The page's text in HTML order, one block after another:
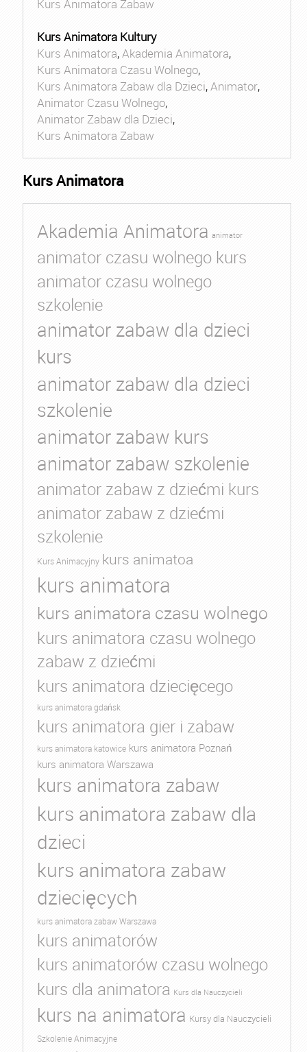
Kurs Animatora Zabaw
Kurs Animatora Kultury
Kurs Animatora,Akademia Animatora,
Kurs Animatora Czasu Wolnego,
Kurs Animatora Zabaw dla Dzieci,Animator,
Animator Czasu Wolnego,
Animator Zabaw dla Dzieci,
Kurs Animatora Zabaw
Kurs Animatora
Akademia Animatora animator
animator czasu wolnego kurs
animator czasu wolnego
szkolenie
animator zabaw dla dzieci
kurs
animator zabaw dla dzieci
szkolenie
animator zabaw kurs
animator zabaw szkolenie
animator zabaw z dziećmi kurs
animator zabaw z dziećmi
szkolenie
Kurs Animacyjny kurs animatoa
kurs animatora
kurs animatora czasu wolnego
kurs animatora czasu wolnego
zabaw z dziećmi
kurs animatora dziecięcego
kurs animatora gdańsk
kurs animatora gier i zabaw
kurs animatora katowice kurs animatora Poznań
kurs animatora Warszawa
kurs animatora zabaw
kurs animatora zabaw dla
dzieci
kurs animatora zabaw
dziecięcych
kurs animatora zabaw Warszawa
kurs animatorów
kurs animatorów czasu wolnego
kurs dla animatora Kurs dla Nauczycieli
kurs na animatora Kursy dla Nauczycieli
Szkolenie Animacyjne